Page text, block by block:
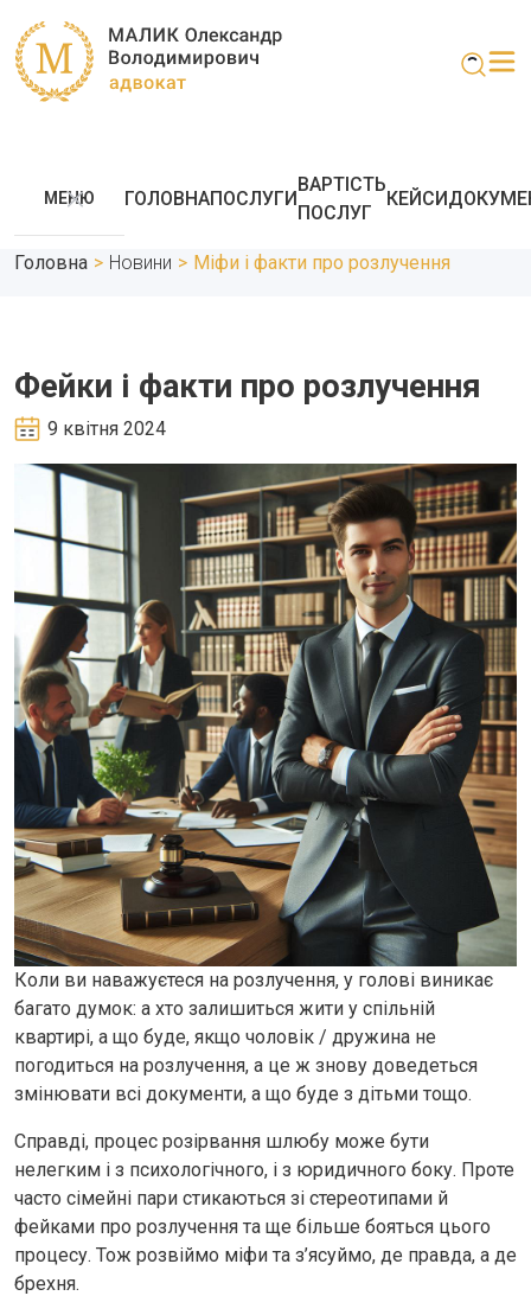
МЕНЮ ГОЛОВНАПОСЛУГИ
ВАРТІСТЬ
ПОСЛУГ
КЕЙСИ
Головна > Новини > Міфи і факти про розлучення
Фейки і факти про розлучення
9 квітня 2024
Коли ви наважуєтеся на розлучення, у голові виникає
багато думок: а хто залишиться жити у спільній
квартирі, а що буде, якщо чоловік / дружина не
погодиться на розлучення, а це ж знову доведеться
змінювати всі документи, а що буде з дітьми тощо.
Справді, процес розірвання шлюбу може бути
нелегким і з психологічного, і з юридичного боку. Проте
часто сімейні пари стикаються зі стереотипами й
фейками про розлучення та ще більше бояться цього
процесу. Тож розвіймо міфи та з’ясуймо, де правда, а де
брехня.